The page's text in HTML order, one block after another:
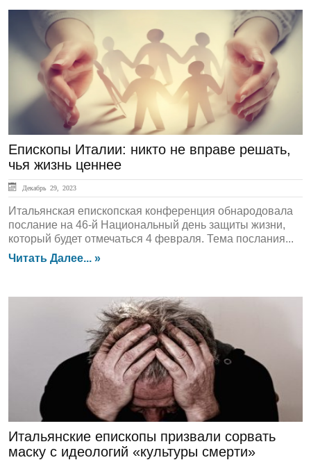
ЛЕНТА НОВОСТЕЙ
Епископы Италии: никто не вправе решать,
чья жизнь ценнее
Декабрь 29, 2023
Итальянская епископская конференция обнародовала
послание на 46-й Национальный день защиты жизни,
который будет отмечаться 4 февраля. Тема послания...
Читать Далее... »
ЛЕНТА НОВОСТЕЙ
Итальянские епископы призвали сорвать
маску с идеологий «культуры смерти»